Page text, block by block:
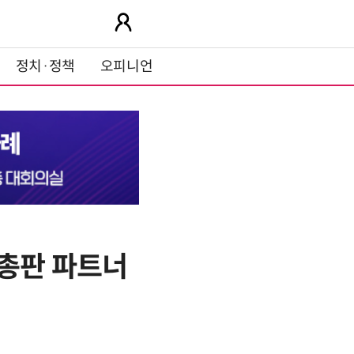
정치·정책 오피니언
판 파트너